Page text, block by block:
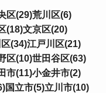
区(29)荒川区(6)
(18)文京区(20)
(34)江戸川区(21)
区(10)世田谷区(63)
市(11)小金井市(2)
国立市(5)立川市(10)